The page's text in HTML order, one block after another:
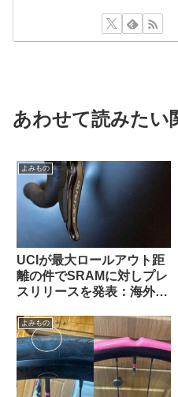
あわせて読みたい
よみもの
UCIが最大ロールアウト距
離の件でSRAMに対しプレ
スリリースを発表：海外サ
よみもの